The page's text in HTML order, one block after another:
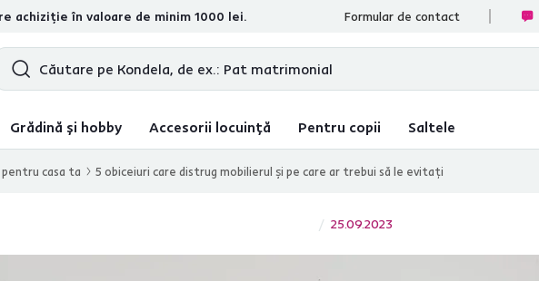
achiziție în valoare de minim 1000 lei.
recenzii de produs verificate Formular de contact
Grădină și hobby Accesorii locuință Pentru copii Saltele
casa ta 5 obiceiuri care distrug mobilierul și pe care ar trebui să le evitați
25.09.2023